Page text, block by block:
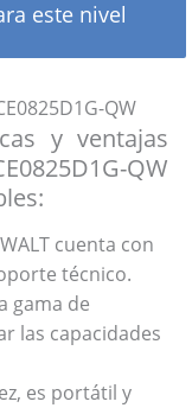
de agua,
QW es
trípodes
diversas
este nivel
un año de
devolución
QW
y ventajas
QW
cuenta con
técnico.
gama de
las capacidades
es portátil y